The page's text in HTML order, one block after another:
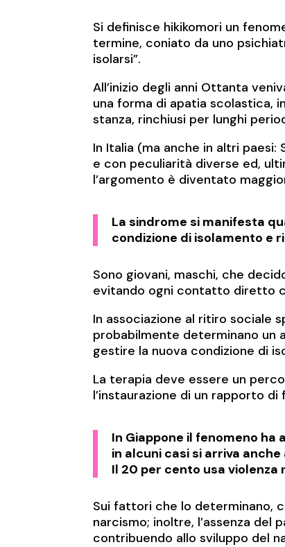
Si definisce hikikomori un
termine, coniato da uno
isolarsi”.
All’inizio degli anni Ottanta
una forma di apatia scolastica,
stanza, rinchiusi per lunghi
In Italia (ma anche in altri
e con peculiarità diverse ed,
l’argomento è diventato
La sindrome si manifesta
condizione di isolamento e
Sono giovani, maschi, che
evitando ogni contatto diretto
In associazione al ritiro sociale
probabilmente determinano un
gestire la nuova condizione di
La terapia deve essere un
l’instaurazione di un rapporto
In Giappone il fenomeno ha
in alcuni casi si arriva anche
Il 20 per cento usa
Sui fattori che lo determinano,
narcismo; inoltre, l’assenza del
contribuendo allo sviluppo del